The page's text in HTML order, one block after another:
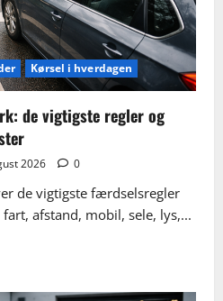
Kørsel i hverdagen
de vigtigste regler og
2026 0
de vigtigste færdselsregler
afstand, mobil, sele, lys,...